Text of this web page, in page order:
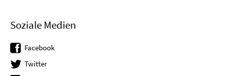
Soziale Medien
Facebook
Twitter